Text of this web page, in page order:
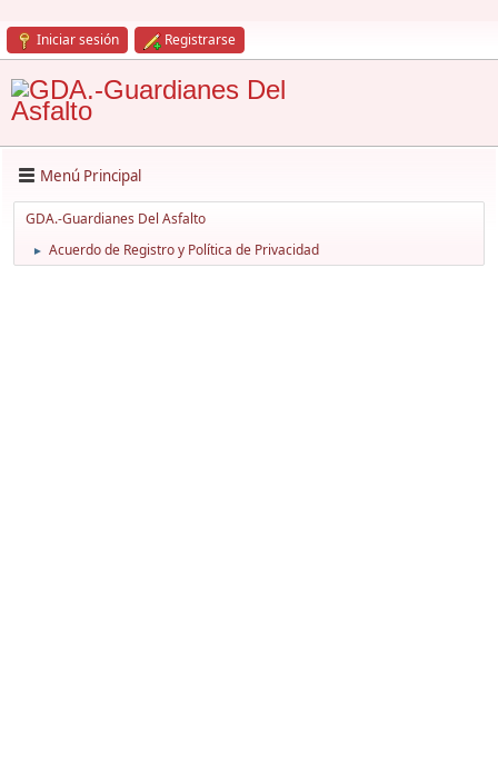
Iniciar sesión Registrarse
Menú Principal
GDA.-Guardianes Del Asfalto
► Acuerdo de Registro y Política de Privacidad